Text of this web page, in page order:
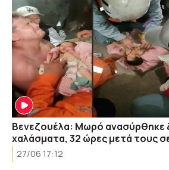
Βενεζουέλα: Mωρό ανασύρθηκε
χαλάσματα, 32 ώρες μετά τους
27/06 17:12